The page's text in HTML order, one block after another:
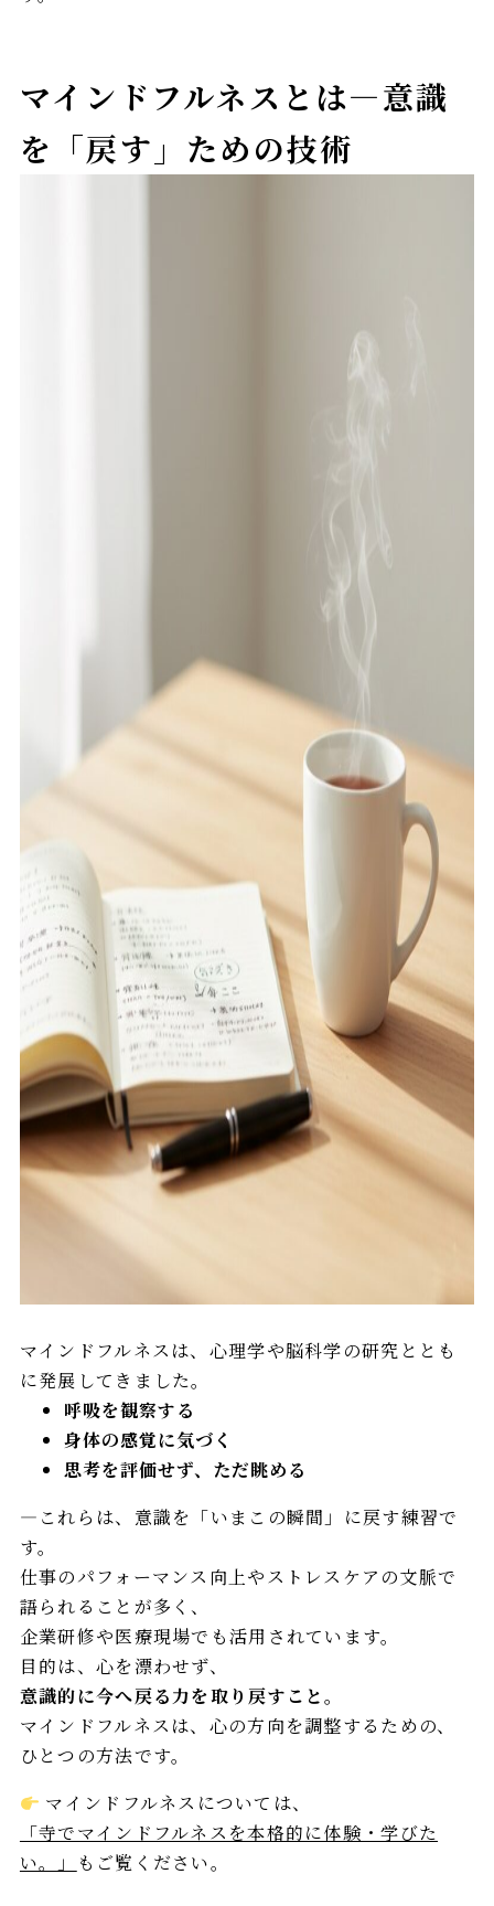
マインドフルネスとは—意識
を「戻す」ための技術
マインドフルネスは、心理学や脳科学の研究ととも
に発展してきました。
呼吸を観察する
身体の感覚に気づく
思考を評価せず、ただ眺める
—これらは、意識を「いまこの瞬間」に戻す練習で
す。
仕事のパフォーマンス向上やストレスケアの文脈で
語られることが多く、
企業研修や医療現場でも活用されています。
目的は、心を漂わせず、
意識的に今へ戻る力を取り戻すこと。
マインドフルネスは、心の方向を調整するための、
ひとつの方法です。
マインドフルネスについては、
「寺でマインドフルネスを本格的に体験・学びた
い。」
もご覧ください。